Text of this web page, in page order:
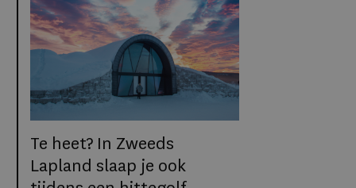
Te heet? In Zweeds
Lapland slaap je ook